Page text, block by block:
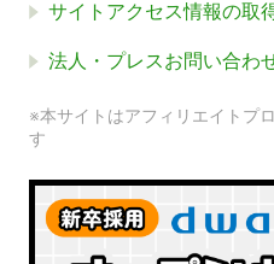
サイトアクセス情報の取
法人・プレスお問い合わ
※本サイトはアフィリエイトプ
す